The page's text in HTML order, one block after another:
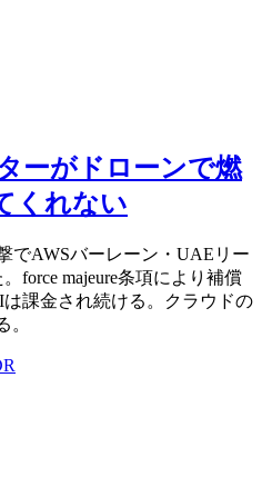
ーがドローンで燃
くれない
でAWSバーレーン・UAEリー
force majeure条項により補償
課金され続ける。クラウドの
。